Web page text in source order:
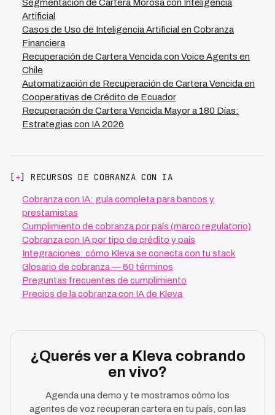
ya que permite liberar capital que estaba inmovilizado en
cartera vencida, reduciendo simultáneamente costos
operativos hasta en un 70% y mejorando la
recuperación general del portafolio.
Segmentación de Cartera Morosa con Inteligencia
Artificial
Casos de Uso de Inteligencia Artificial en Cobranza
Financiera
Recuperación de Cartera Vencida con Voice Agents en
Chile
Automatización de Recuperación de Cartera Vencida en
Cooperativas de Crédito de Ecuador
Recuperación de Cartera Vencida Mayor a 180 Días:
Estrategias con IA 2026
[ +] RECURSOS DE COBRANZA CON IA
Cobranza con IA: guía completa para bancos y
prestamistas
Cumplimiento de cobranza por país (marco regulatorio)
Cobranza con IA por tipo de crédito y país
Integraciones: cómo Kleva se conecta con tu stack
Glosario de cobranza — 60 términos
Preguntas frecuentes de cumplimiento
Precios de la cobranza con IA de Kleva
¿Querés ver a Kleva cobrando
en vivo?
Agenda una demo y te mostramos cómo los
agentes de voz recuperan cartera en tu país, con las